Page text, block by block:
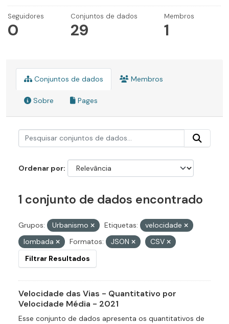
Seguidores
0
Conjuntos de dados
29
Membros
1
Conjuntos de dados Membros
Sobre Pages
Ordenar por
1 conjunto de dados encontrado
Grupos: Urbanismo Etiquetas:
velocidade
lombada
Formatos: JSON
CSV
Filtrar Resultados
Velocidade das Vias - Quantitativo por
Velocidade Média - 2021
Esse conjunto de dados apresenta os quantitativos de